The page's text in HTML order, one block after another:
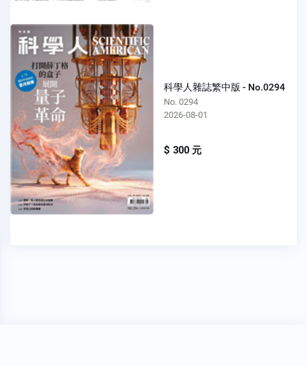
科學人雜誌繁中版 - No.0294
No. 0294
2026-08-01
$ 300 元